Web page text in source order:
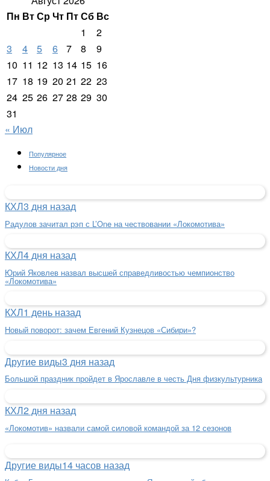
Пн ВтСрЧт ПтСб Вс
1
2
3
4 5 6 7 8
9
10 11 12 13 14 15 16
17 18 19 20 21 22 23
24 25 26 27 28 29 30
31
« Июл
Популярное
Новости дня
КХЛ3 дня назад
Радулов зачитал рэп с L’One на чествовании «Локомотива»
КХЛ4 дня назад
Юрий Яковлев назвал высшей справедливостью чемпионство
«Локомотива»
КХЛ1 день назад
Новый поворот: зачем Евгений Кузнецов «Сибири»?
Другие виды3 дня назад
Большой праздник пройдет в Ярославле в честь Дня физкультурника
КХЛ2 дня назад
«Локомотив» назвали самой силовой командой за 12 сезонов
Другие виды14 часов назад